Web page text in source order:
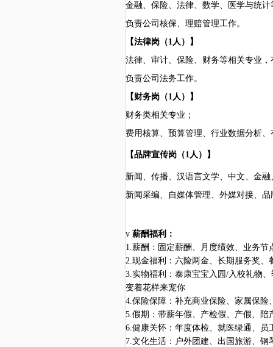
金融、保险、法律、数学、医学与统
负责公司核保、理赔管理工作。
【法律岗（1人）】
法律、审计、保险、财务等相关专业
负责公司法务工作。
【财务岗（1人）】
财务类相关专业；
费用核算、预算管理、行业数据分析
【品牌宣传岗（1人）】
新闻、传播、汉语言文学、中文、金
新闻采编、自媒体管理、外媒对接、
v 薪酬福利：
1.薪酬：固定薪酬、月度绩效、业务节
2.现金福利：六险两金、长期服务奖
3.实物福利：泰康宝宝入园/入校礼物
变着花样来宠你
4.保险保障：补充商业保险、家属保
5.假期：带薪年假、产检假、产假、陪
6.健康关怀：年度体检、就医绿通、员
7.文化生活：户外团建、出国旅游、